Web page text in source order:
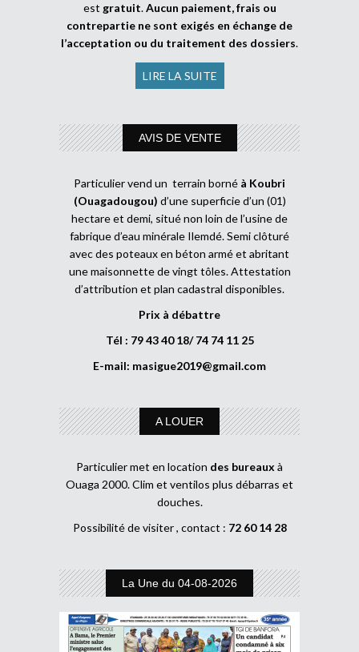
est gratuit.Aucun paiement, frais ou
contrepartie ne sont exigés en échange de
l’acceptation ou du traitement des dossiers.
LIRE LA SUITE
AVIS DE VENTE
Particulier vend un terrain borné à Koubri
(Ouagadougou) d’une superficie d’un (01)
hectare et demi, situé non loin de l’usine de
fabrique d’eau minérale Ilemdé. Semi clôturé
avec des poteaux en béton armé et abritant
une maisonnette de vingt tôles. Attestation
d’attribution et plan cadastral disponibles.
Prix à débattre
Tél : 79 43 40 18/ 74 74 11 25
E-mail: masigue2019@gmail.com
A LOUER
Particulier met en location des bureaux à
Ouaga 2000. Clim et ventilos plus débarras et
douches.
Possibilité de visiter , contact : 72 60 14 28
La Une du 04-08-2026